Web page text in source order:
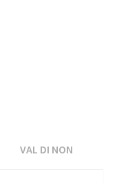
VAL DI NON